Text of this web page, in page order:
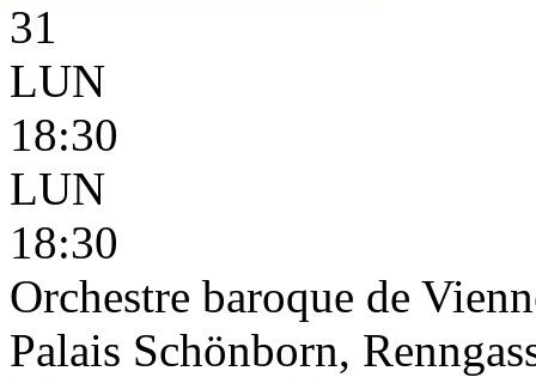
31
LUN
18:30
LUN
18:30
Orchestre baroque de
Palais Schönborn,